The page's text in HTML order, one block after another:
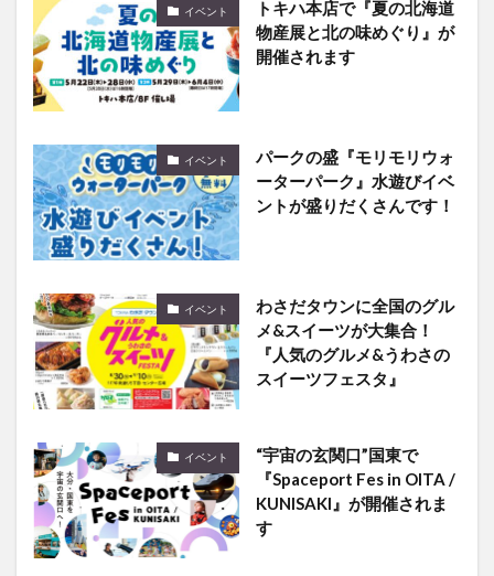
イベント
トキハ本店で『夏の北海道
物産展と北の味めぐり』が
開催されます
イベント
パークの盛『モリモリウォ
ーターパーク』水遊びイベ
ントが盛りだくさんです！
イベント
わさだタウンに全国のグル
メ&スイーツが大集合！
『人気のグルメ&うわさの
スイーツフェスタ』
イベント
“宇宙の玄関口”国東で
『Spaceport Fes in OITA /
KUNISAKI』が開催されま
す